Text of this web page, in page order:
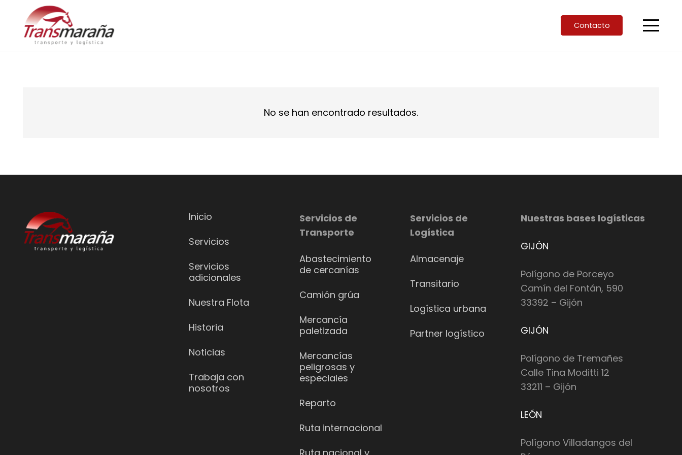
Contacto
No se han encontrado resultados.
Inicio
Servicios
Servicios
adicionales
Nuestra Flota
Historia
Noticias
Trabaja con
nosotros
Servicios de
Transporte
Abastecimiento
de cercanías
Camión grúa
Mercancía
paletizada
Mercancías
peligrosas y
especiales
Reparto
Ruta internacional
Servicios de
Logística
Almacenaje
Transitario
Logística urbana
Partner logístico
Nuestras bases logísticas
GIJÓN
Polígono de Porceyo
Camín del Fontán, 590
33392 – Gijón
GIJÓN
Polígono de Tremañes
Calle Tina Moditti 12
33211 – Gijón
LEÓN
Polígono Villadangos del